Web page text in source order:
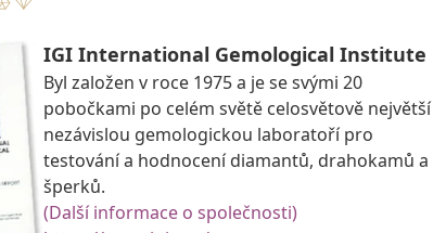
IGI International Gemological Institute
Byl založen v roce 1975 a je se svými 20
pobočkami po celém světě celosvětově největší
nezávislou gemologickou laboratoří pro
testování a hodnocení diamantů, drahokamů a
šperků.
(Další informace o společnosti)